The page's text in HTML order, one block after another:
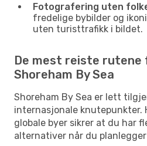
Fotografering uten
fredelige bybilder og
uten turisttrafikk i bildet.
De mest reiste rutene
Shoreham By Sea
Shoreham By Sea er lett
internasjonale knutepunkter.
globale byer sikrer at du har
alternativer når du